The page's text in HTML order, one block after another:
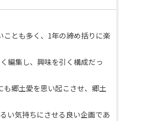
ことも多く、1年の締め括りに楽
編集し、興味を引く構成だっ
も郷土愛を思い起こさせ、郷土
い気持ちにさせる良い企画であ